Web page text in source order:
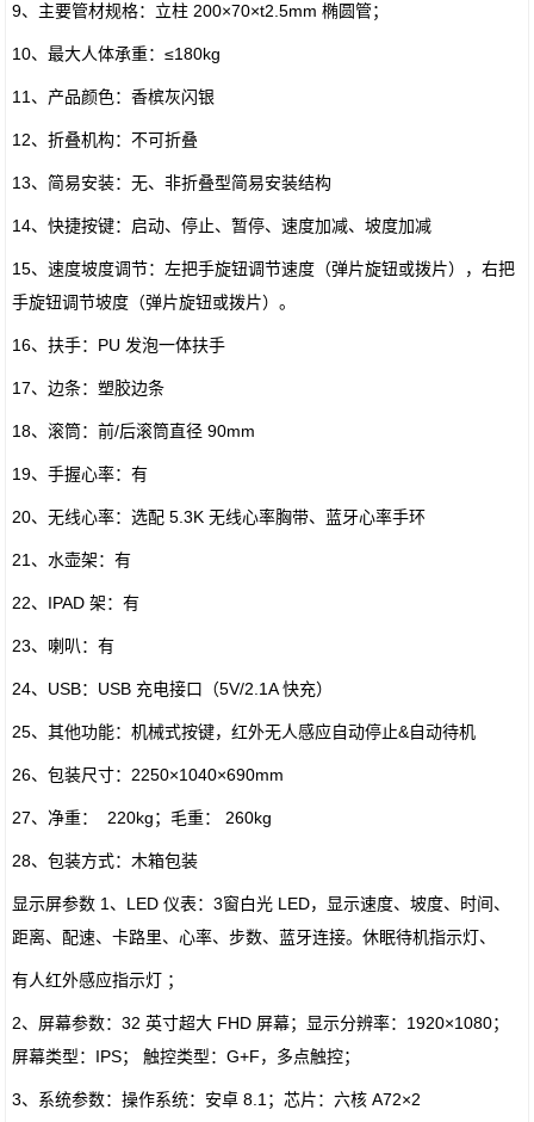
9、主要管材规格：立柱 200×70×t2.5mm 椭圆管；
10、最大人体承重：≤180kg
11、产品颜色：香槟灰闪银
12、折叠机构：不可折叠
13、简易安装：无、非折叠型简易安装结构
14、快捷按键：启动、停止、暂停、速度加减、坡度加减
15、速度坡度调节：左把手旋钮调节速度（弹片旋钮或拨片），右把
手旋钮调节坡度（弹片旋钮或拨片）。
16、扶手：PU 发泡一体扶手
17、边条：塑胶边条
18、滚筒：前/后滚筒直径 90mm
19、手握心率：有
20、无线心率：选配 5.3K 无线心率胸带、蓝牙心率手环
21、水壶架：有
22、IPAD 架：有
23、喇叭：有
24、USB：USB 充电接口（5V/2.1A 快充）
25、其他功能：机械式按键，红外无人感应自动停止&自动待机
26、包装尺寸：2250×1040×690mm
27、净重： 220kg；毛重： 260kg
28、包装方式：木箱包装
显示屏参数 1、LED 仪表：3窗白光 LED，显示速度、坡度、时间、
距离、配速、卡路里、心率、步数、蓝牙连接。休眠待机指示灯、
有人红外感应指示灯 ；
2、屏幕参数：32 英寸超大 FHD 屏幕；显示分辨率：1920×1080；
屏幕类型：IPS； 触控类型：G+F，多点触控；
3、系统参数：操作系统：安卓 8.1；芯片：六核 A72×2